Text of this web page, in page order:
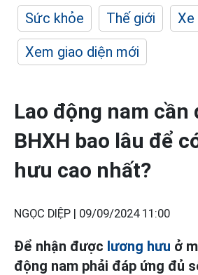
Sức khỏe
Thế giới
Xe
Xem giao diện mới
Lao động nam cần
BHXH bao lâu để
hưu cao nhất?
NGỌC DIỆP | 09/09/2024 11:00
Để nhận được lương hưu ở
động nam phải đáp ứng đủ